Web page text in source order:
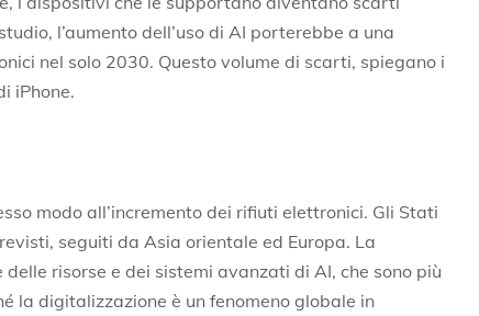
l’aumento dell’uso di AI porterebbe a una
nel solo 2030. Questo volume di scarti, spiegano i
iPhone.
modo all’incremento dei rifiuti elettronici. Gli Stati
seguiti da Asia orientale ed Europa. La
risorse e dei sistemi avanzati di AI, che sono più
la digitalizzazione è un fenomeno globale in